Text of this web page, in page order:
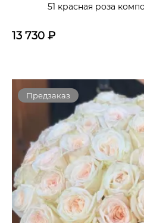
51 красная роза
13 730 ₽
Предзаказ